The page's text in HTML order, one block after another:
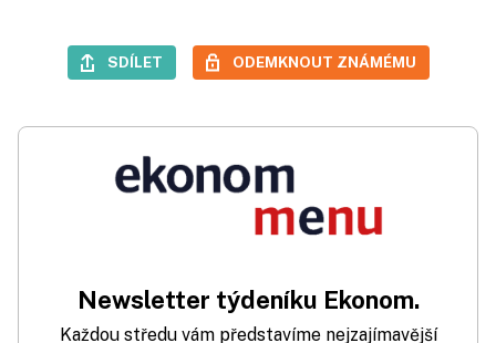
SDÍLET ODEMKNOUT ZNÁMÉMU
Newsletter týdeníku Ekonom.
Každou středu vám představíme nejzajímavější